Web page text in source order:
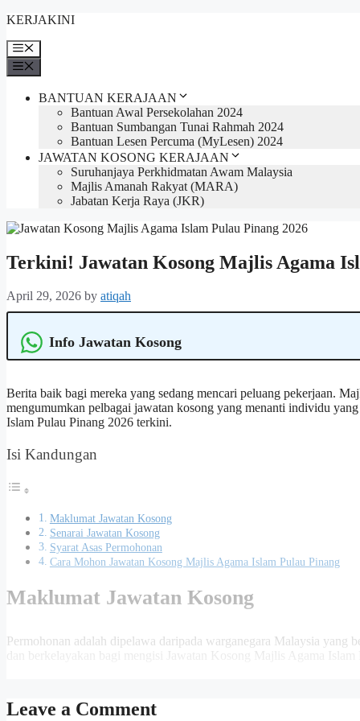
Skip
content
KERJAKINI
Menu
BANTUAN KERAJAAN
Bantuan Awal Persekolahan 2024
Bantuan Sumbangan Tunai Rahmah 2024
Bantuan Lesen Percuma (MyLesen) 2024
JAWATAN KOSONG KERAJAAN
Suruhanjaya Perkhidmatan Awam Malaysia
Majlis Amanah Rakyat (MARA)
Jabatan Kerja Raya (JKR)
Terkini! Jawatan Kosong Majlis Agama
April 29, 2026 by atiqah
Info Jawatan Kosong
Berita baik bagi mereka yang sedang mencari peluang pekerjaan.
mengumumkan pelbagai jawatan kosong yang menanti individu
Islam Pulau Pinang 2026 terkini.
Isi Kandungan
Maklumat Jawatan Kosong
Senarai Jawatan Kosong
Syarat Asas Permohonan
Cara Mohon Jawatan Kosong Majlis Agama Islam Pulau Pinang
Maklumat Jawatan Kosong
Permohonan adalah dipelawa daripada warganegara Malaysia
dan berkelayakan bagi mengisi Jawatan Kosong Majlis Agama Islam
Penempatan:
Leave a Comment